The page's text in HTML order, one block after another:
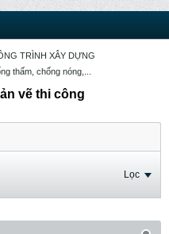
TRÌNH XÂY DỰNG
thấm, chống nóng,...
vẽ thi công
Lọc